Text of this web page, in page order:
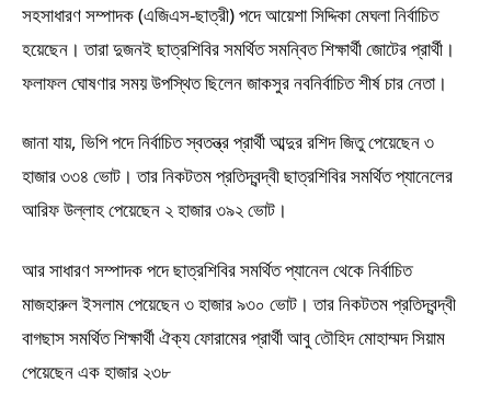
সহসাধারণ সম্পাদক (এজিএস-ছাত্রী) পদে আয়েশা সিদ্দিকা মেঘলা নির্বাচিত
হয়েছেন। তারা দুজনই ছাত্রশিবির সমর্থিত সমন্বিত শিক্ষার্থী জোটের প্রার্থী।
ফলাফল ঘোষণার সময় উপস্থিত ছিলেন জাকসুর নবনির্বাচিত শীর্ষ চার নেতা।
জানা যায়, ভিপি পদে নির্বাচিত স্বতন্ত্র প্রার্থী আব্দুর রশিদ জিতু পেয়েছেন ৩
হাজার ৩৩৪ ভোট। তার নিকটতম প্রতিদ্বন্দ্বী ছাত্রশিবির সমর্থিত প্যানেলের
আরিফ উল্লাহ পেয়েছেন ২ হাজার ৩৯২ ভোট।
আর সাধারণ সম্পাদক পদে ছাত্রশিবির সমর্থিত প্যানেল থেকে নির্বাচিত
মাজহারুল ইসলাম পেয়েছেন ৩ হাজার ৯৩০ ভোট। তার নিকটতম প্রতিদ্বন্দ্বী
বাগছাস সমর্থিত শিক্ষার্থী ঐক্য ফোরামের প্রার্থী আবু তৌহিদ মোহাম্মদ সিয়াম
পেয়েছেন এক হাজার ২৩৮